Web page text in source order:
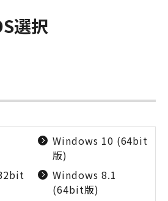
選択
Windows 10 (64bit
版)
Windows 8.1
(64bit版)